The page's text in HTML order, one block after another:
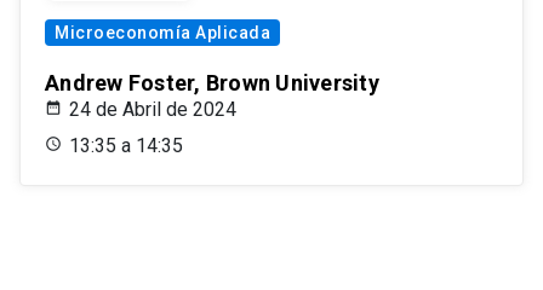
Microeconomía Aplicada
Andrew Foster, Brown University
24 de Abril de 2024
13:35 a 14:35